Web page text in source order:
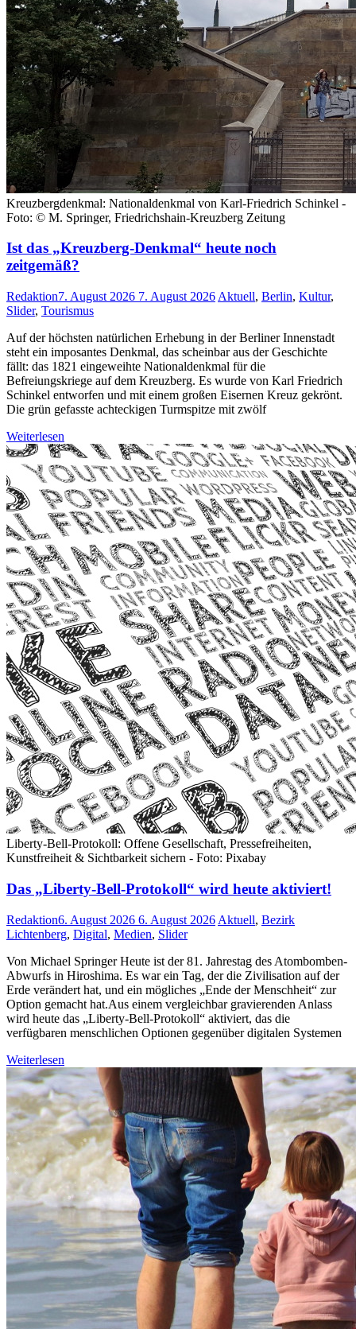
Kreuzbergdenkmal: Nationaldenkmal von Karl-Friedrich Schinkel -
Foto: © M. Springer, Friedrichshain-Kreuzberg Zeitung
Ist das „Kreuzberg-Denkmal“ heute noch
zeitgemäß?
Redaktion7. August 2026 7. August 2026 Aktuell, Berlin, Kultur,
Slider, Tourismus
Auf der höchsten natürlichen Erhebung in der Berliner Innenstadt
steht ein imposantes Denkmal, das scheinbar aus der Geschichte
fällt: das 1821 eingeweihte Nationaldenkmal für die
Befreiungskriege auf dem Kreuzberg. Es wurde von Karl Friedrich
Schinkel entworfen und mit einem großen Eisernen Kreuz gekrönt.
Die grün gefasste achteckigen Turmspitze mit zwölf
Weiterlesen
Liberty-Bell-Protokoll: Offene Gesellschaft, Pressefreiheiten,
Kunstfreiheit & Sichtbarkeit sichern - Foto: Pixabay
Das „Liberty-Bell-Protokoll“ wird heute aktiviert!
Redaktion6. August 2026 6. August 2026 Aktuell, Bezirk
Lichtenberg, Digital, Medien, Slider
Von Michael Springer Heute ist der 81. Jahrestag des Atombomben-
Abwurfs in Hiroshima. Es war ein Tag, der die Zivilisation auf der
Erde verändert hat, und ein mögliches „Ende der Menschheit“ zur
Option gemacht hat.Aus einem vergleichbar gravierenden Anlass
wird heute das „Liberty-Bell-Protokoll“ aktiviert, das die
verfügbaren menschlichen Optionen gegenüber digitalen Systemen
Weiterlesen